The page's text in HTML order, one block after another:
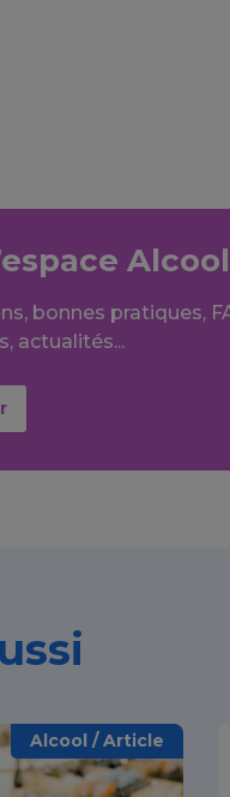
Alcool
bonnes pratiques,
actualités...
Alcool / Article